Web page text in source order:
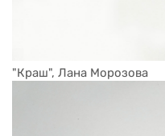
"Краш", Лана Морозова